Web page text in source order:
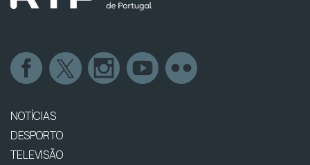
NOTÍCIAS
DESPORTO
TELEVISÃO